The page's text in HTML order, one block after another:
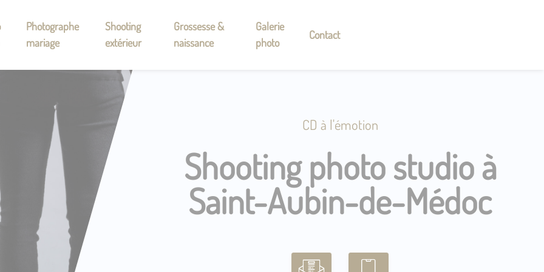
Photographe
mariage
Shooting
extérieur
Grossesse &
naissance
Galerie
photo
Contact
CD à l'émotion
Shooting photo studio à
Saint-Aubin-de-Médoc